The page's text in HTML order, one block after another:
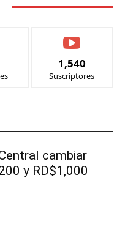
1,540
Suscriptores
cambiar
y RD$1,000